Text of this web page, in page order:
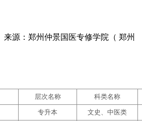
来源：郑州仲景国医专修学院（ 郑州
层次名称 科类名称
专升本 文史、中医类